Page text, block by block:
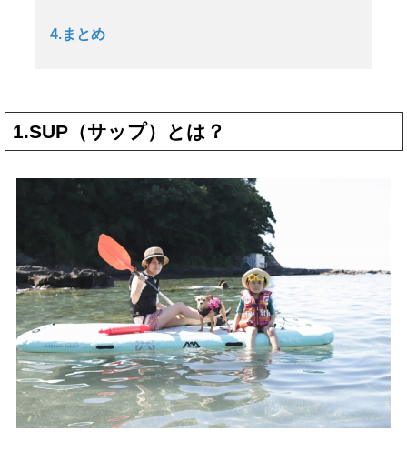
4.まとめ
1.SUP（サップ）とは？